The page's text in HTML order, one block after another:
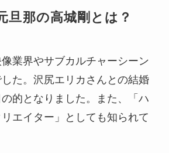
旦那の高城剛とは？
業界やサブカルチャーシーン
た。沢尻エリカさんとの結婚
的となりました。また、「ハ
エイター」としても知られて